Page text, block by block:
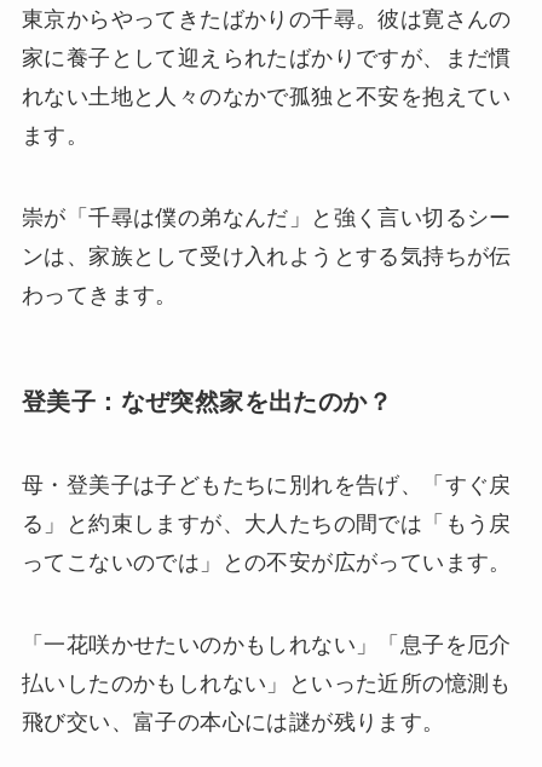
東京からやってきたばかりの千尋。彼は寛さんの
家に養子として迎えられたばかりですが、まだ慣
れない土地と人々のなかで孤独と不安を抱えてい
ます。
崇が「千尋は僕の弟なんだ」と強く言い切るシー
ンは、家族として受け入れようとする気持ちが伝
わってきます。
登美子：なぜ突然家を出たのか？
母・登美子は子どもたちに別れを告げ、「すぐ戻
る」と約束しますが、大人たちの間では「もう戻
ってこないのでは」との不安が広がっています。
「一花咲かせたいのかもしれない」「息子を厄介
払いしたのかもしれない」といった近所の憶測も
飛び交い、富子の本心には謎が残ります。